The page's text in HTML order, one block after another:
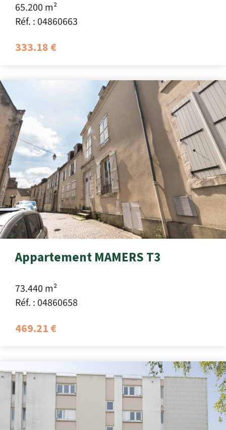
65.200 m²
Réf. : 04860663
333.18 €
Appartement MAMERS T3
73.440 m²
Réf. : 04860658
469.21 €